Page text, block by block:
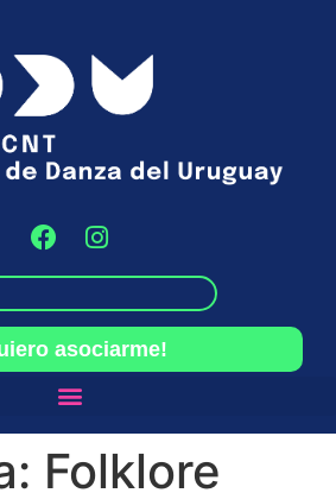
asociarme!
Folklore